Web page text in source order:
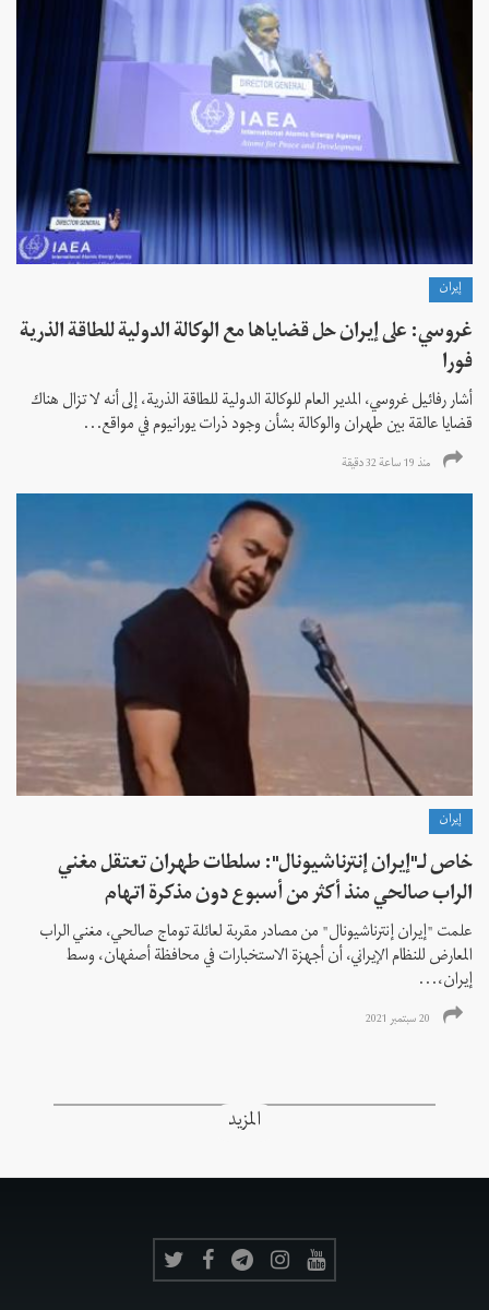
إيران
غروسي: على إيران حل قضاياها مع الوكالة الدولية للطاقة الذرية
فورا
أشار رفائيل غروسي، المدير العام للوكالة الدولية للطاقة الذرية، إلى أنه لا تزال هناك
قضايا عالقة بين طهران والوكالة بشأن وجود ذرات يورانيوم في مواقع...
منذ 19 ساعة 32 دقیقة
إيران
خاص لـ"إيران إنترناشيونال": سلطات طهران تعتقل مغني
الراب صالحي منذ أكثر من أسبوع دون مذكرة اتهام
علمت "إيران إنترناشيونال" من مصادر مقربة لعائلة توماج صالحي، مغني الراب
المعارض للنظام الإيراني، أن أجهزة الاستخبارات في محافظة أصفهان، وسط
إيران،...
20 سبتمبر 2021
المزيد